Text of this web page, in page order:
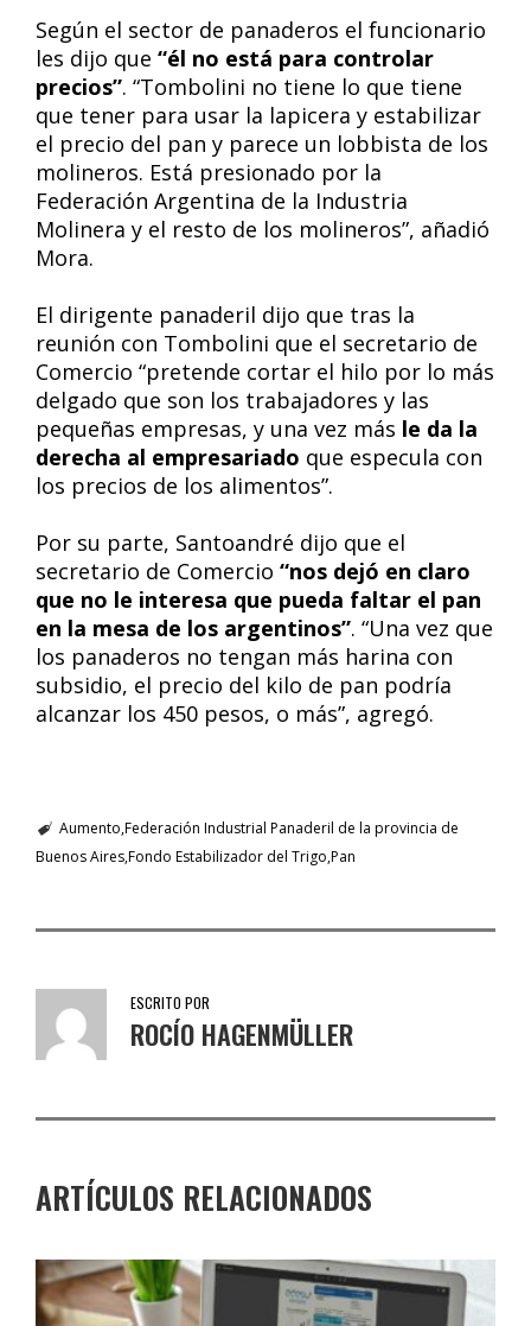
Según el sector de panaderos el funcionario
les dijo que “él no está para controlar
precios”. “Tombolini no tiene lo que tiene
que tener para usar la lapicera y estabilizar
el precio del pan y parece un lobbista de los
molineros. Está presionado por la
Federación Argentina de la Industria
Molinera y el resto de los molineros”, añadió
Mora.
El dirigente panaderil dijo que tras la
reunión con Tombolini que el secretario de
Comercio “pretende cortar el hilo por lo más
delgado que son los trabajadores y las
pequeñas empresas, y una vez más le da la
derecha al empresariado que especula con
los precios de los alimentos”.
Por su parte, Santoandré dijo que el
secretario de Comercio “nos dejó en claro
que no le interesa que pueda faltar el pan
en la mesa de los argentinos”. “Una vez que
los panaderos no tengan más harina con
subsidio, el precio del kilo de pan podría
alcanzar los 450 pesos, o más”, agregó.
Aumento Federación Industrial Panaderil de la provincia de
Buenos AiresFondo Estabilizador del Trigo Pan
ESCRITO POR
ROCÍO HAGENMÜLLER
ARTÍCULOS RELACIONADOS